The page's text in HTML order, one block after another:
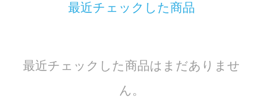
最近チェックした商品
最近チェックした商品はまだありませ
ん。